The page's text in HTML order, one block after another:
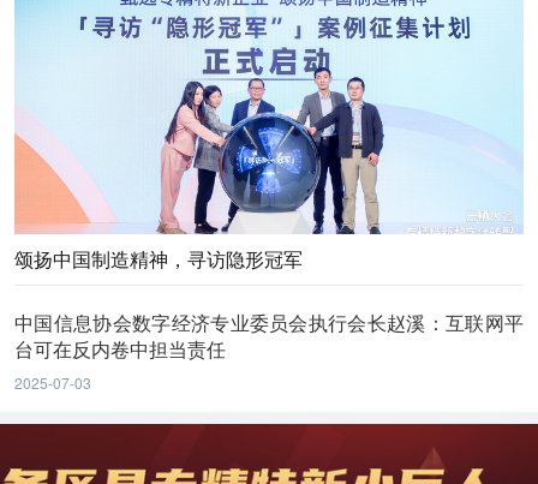
颂扬中国制造精神，寻访隐形冠军
中国信息协会数字经济专业委员会执行会长赵溪：互联网平
台可在反内卷中担当责任
2025-07-03